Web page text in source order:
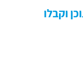
וקבלו